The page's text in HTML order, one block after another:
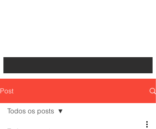
Post
Todos os posts